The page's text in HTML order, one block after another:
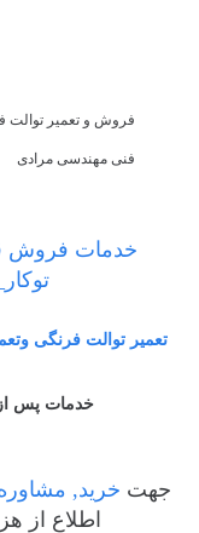
فروش و تعمیر توالت
فنی مهندسی مرادی
خدمات فروش
تعمیر توالت فرنگی وتعمیر
خدمات پس
جهت خرید,
اطلاع از